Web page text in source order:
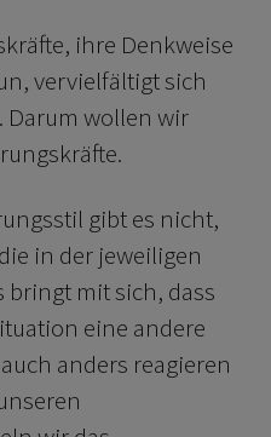
ihre Denkweise
vervielfältigt sich
Darum wollen wir
gibt es nicht,
in der jeweiligen
bringt mit sich, dass
eine andere
anders reagieren